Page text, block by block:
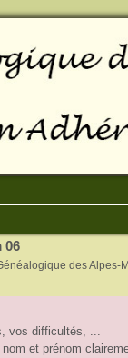
06
des Alpes-
vos difficultés, ...
et prénom